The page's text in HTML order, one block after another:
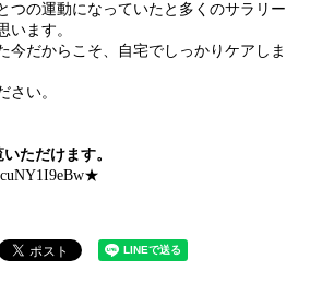
つの運動になっていたと多くのサラリー
います。
今だからこそ、自宅でしっかりケアしま
さい。
ただけます。
★